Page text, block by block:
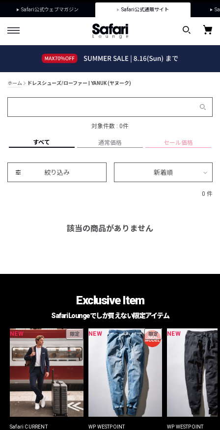
Safari公式ウェブマガジン Safari公式通販サイト
ホーム ドレスシューズ/ローファー | YANUK (ヤヌーク)
対象件数 : 0件
すべて 通常価格 セール価格
絞り込み 新着順
0 件
該当の商品がありません
Exclusive Item
Safari Loungeでしか買えない限定アイテム
NEW 限定
Safari CURRENT
NEW 限定
WP WESTPOINT
NEW
WP WESTPOINT